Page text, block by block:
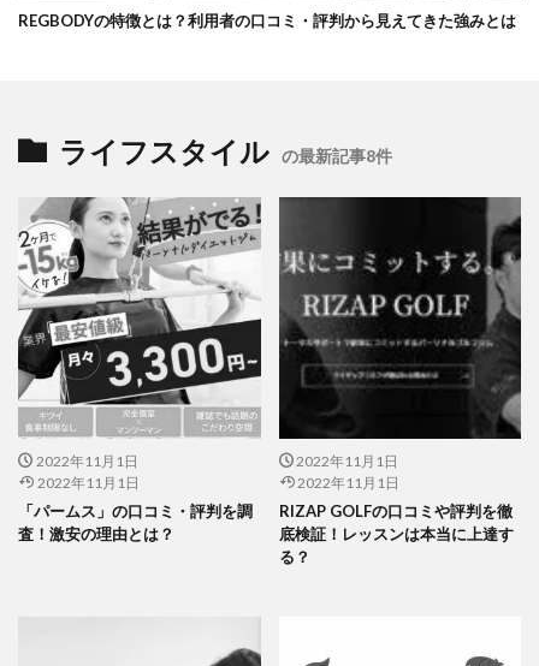
REGBODYの特徴とは？利用者の口コミ・評判から見えてきた強みとは
ライフスタイル の最新記事8件
2022年11月1日
2022年11月1日
「パームス」の口コミ・評判を調
査！激安の理由とは？
2022年11月1日
2022年11月1日
RIZAP GOLFの口コミや評判を徹
底検証！レッスンは本当に上達す
る？